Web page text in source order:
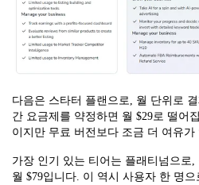
다음은 스타터 플랜으로, 월 단위로
간 요금제를 약정하면 월 $29로 떨어
이지만 무료 버전보다 조금 더 여유가
가장 인기 있는 티어는 플래티넘으로
월 $79입니다. 이 역시 사용자 한 명